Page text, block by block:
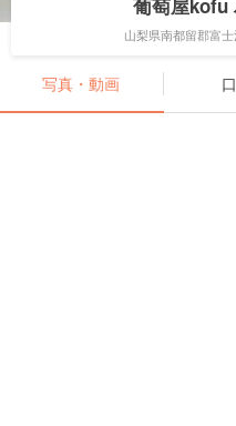
山梨県南都留郡富
写真・動画